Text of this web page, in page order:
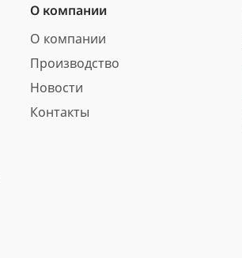
О компании
О компании
Производство
Новости
Контакты